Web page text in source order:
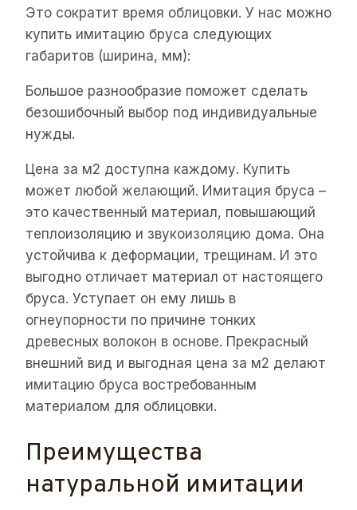
Это сократит время облицовки. У нас можно
купить имитацию бруса следующих
габаритов (ширина, мм):
Большое разнообразие поможет сделать
безошибочный выбор под индивидуальные
нужды.
Цена за м2 доступна каждому. Купить
может любой желающий. Имитация бруса –
это качественный материал, повышающий
теплоизоляцию и звукоизоляцию дома. Она
устойчива к деформации, трещинам. И это
выгодно отличает материал от настоящего
бруса. Уступает он ему лишь в
огнеупорности по причине тонких
древесных волокон в основе. Прекрасный
внешний вид и выгодная цена за м2 делают
имитацию бруса востребованным
материалом для облицовки.
Преимущества
натуральной имитации